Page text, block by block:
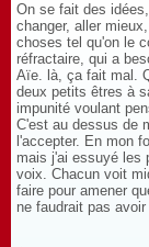
On se fait des
changer, aller
choses tel qu'on le
réfractaire, qui a
Aïe. là, ça fait mal.
deux petits êtres à
impunité voulant
C'est au dessus de
l'accepter. En mon
mais j'ai essuyé les
voix. Chacun voit
faire pour amener
ne faudrait pas